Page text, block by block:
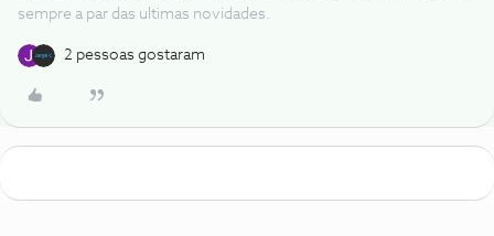
sempre a par das ultimas novidades.
2 pessoas gostaram